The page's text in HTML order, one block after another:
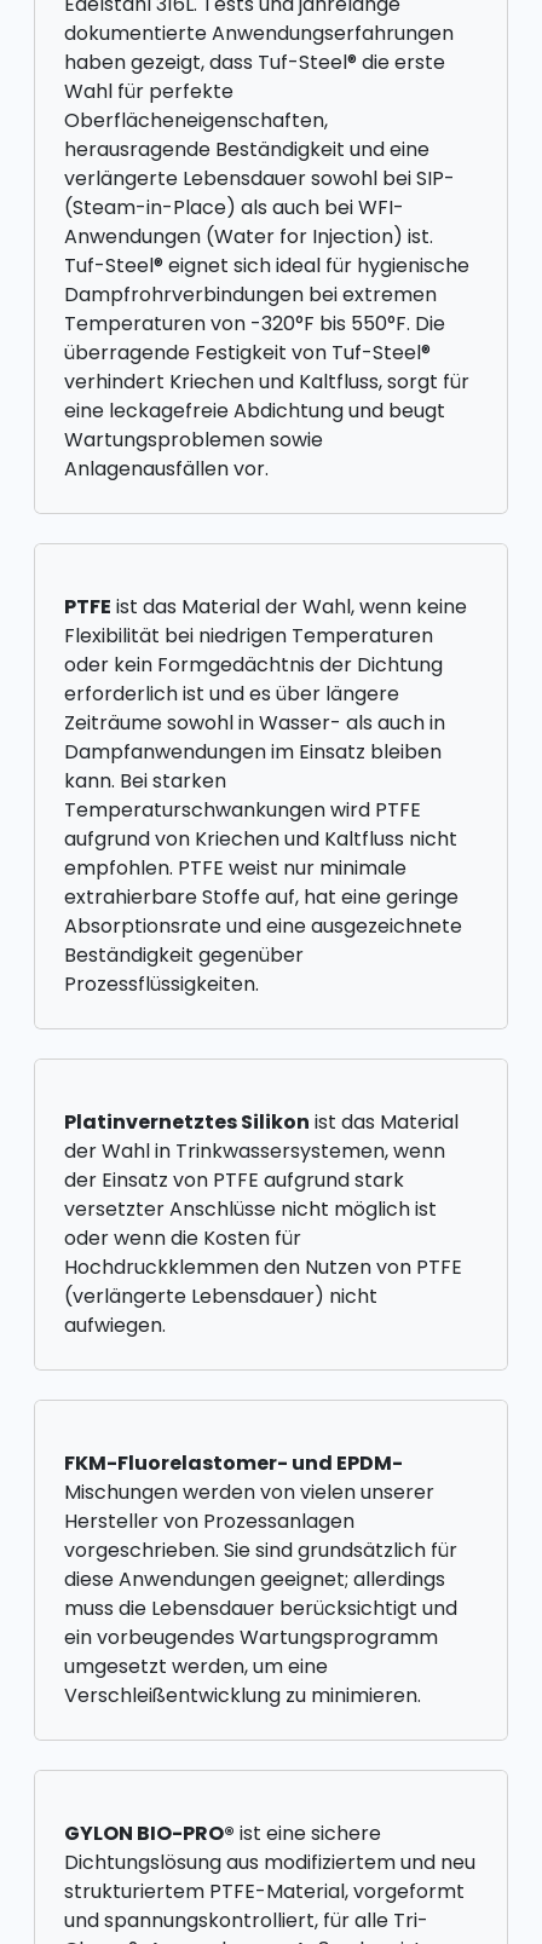
dokumentierte Anwendungserfahrungen
haben gezeigt, dass Tuf-Steel® die erste
Wahl für perfekte
Oberflächeneigenschaften,
herausragende Beständigkeit und eine
verlängerte Lebensdauer sowohl bei SIP-
(Steam-in-Place) als auch bei WFI-
Anwendungen (Water for Injection) ist.
Tuf-Steel® eignet sich ideal für hygienische
Dampfrohrverbindungen bei extremen
Temperaturen von -320°F bis 550°F. Die
überragende Festigkeit von Tuf-Steel®
verhindert Kriechen und Kaltfluss, sorgt für
eine leckagefreie Abdichtung und beugt
Wartungsproblemen sowie
Anlagenausfällen vor.
PTFE ist das Material der Wahl, wenn keine
Flexibilität bei niedrigen Temperaturen
oder kein Formgedächtnis der Dichtung
erforderlich ist und es über längere
Zeiträume sowohl in Wasser- als auch in
Dampfanwendungen im Einsatz bleiben
kann. Bei starken
Temperaturschwankungen wird PTFE
aufgrund von Kriechen und Kaltfluss nicht
empfohlen. PTFE weist nur minimale
extrahierbare Stoffe auf, hat eine geringe
Absorptionsrate und eine ausgezeichnete
Beständigkeit gegenüber
Prozessflüssigkeiten.
Platinvernetztes Silikon ist das Material
der Wahl in Trinkwassersystemen, wenn
der Einsatz von PTFE aufgrund stark
versetzter Anschlüsse nicht möglich ist
oder wenn die Kosten für
Hochdruckklemmen den Nutzen von PTFE
(verlängerte Lebensdauer) nicht
aufwiegen.
FKM-Fluorelastomer- und EPDM-
Mischungen werden von vielen unserer
Hersteller von Prozessanlagen
vorgeschrieben. Sie sind grundsätzlich für
diese Anwendungen geeignet; allerdings
muss die Lebensdauer berücksichtigt und
ein vorbeugendes Wartungsprogramm
umgesetzt werden, um eine
Verschleißentwicklung zu minimieren.
GYLON BIO-PRO® ist eine sichere
Dichtungslösung aus modifiziertem und neu
strukturiertem PTFE-Material, vorgeformt
und spannungskontrolliert, für alle Tri-